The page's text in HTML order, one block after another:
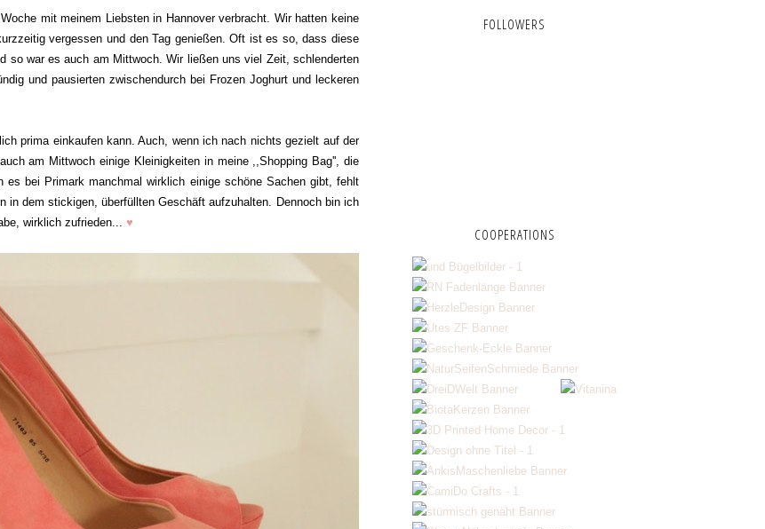
mit meinem Liebsten in Hannover verbracht. Wir hatten keine
vergessen und den Tag genießen. Oft ist es so, dass diese
so war es auch am Mittwoch. Wir ließen uns viel Zeit, schlenderten
und pausierten zwischendurch bei Frozen Joghurt und leckeren
prima einkaufen kann. Auch, wenn ich nach nichts gezielt auf der
am Mittwoch einige Kleinigkeiten in meine ,,Shopping Bag'', die
bei Primark manchmal wirklich einige schöne Sachen gibt, fehlt
in dem stickigen, überfüllten Geschäft aufzuhalten. Dennoch bin ich
wirklich zufrieden... ♥
FOLLOWERS
COOPERATIONS